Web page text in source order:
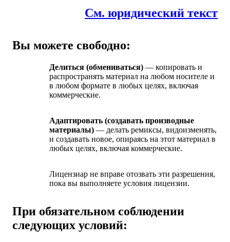
См. юридический текст
Вы можете свободно:
Делиться (обмениваться) — копировать и
распространять материал на любом носителе и
в любом формате в любых целях, включая
коммерческие.
Адаптировать (создавать производные
материалы) — делать ремиксы, видоизменять,
и создавать новое, опираясь на этот материал в
любых целях, включая коммерческие.
Лицензиар не вправе отозвать эти разрешения,
пока вы выполняете условия лицензии.
При обязательном соблюдении
следующих условий: